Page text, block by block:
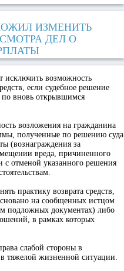
ИЗМЕНИТЬ
ДЕЛ О
исключить возможность
если судебное решение
по вновь открывшимся
возложения на гражданина
полученные по решению суда
(вознаграждения за
вреда, причиненного
с отменой указанного решения
практику возврата средств,
на сообщенных истцом
подложных документах) либо
в рамках которых
слабой стороны в
тяжелой жизненной ситуации.